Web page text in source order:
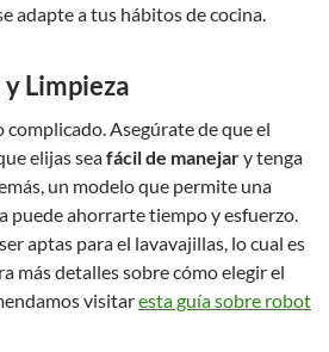
adapte a tus hábitos de cocina.
Limpieza
Asegúrate de que el
elijas seafácil de manejary tenga
un modelo que permite una
puede ahorrarte tiempo y esfuerzo.
aptas para el lavavajillas, lo cual es
más detalles sobre cómo elegir el
visitaresta guía sobre robot